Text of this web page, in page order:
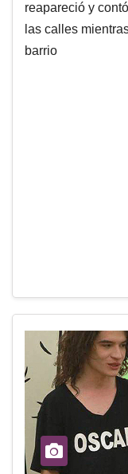
reapareció y
las calles
barrio